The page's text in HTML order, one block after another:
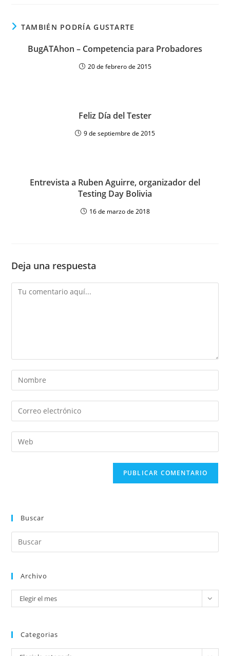
TAMBIÉN PODRÍA GUSTARTE
BugATAhon – Competencia para Probadores
20 de febrero de 2015
Feliz Día del Tester
9 de septiembre de 2015
Entrevista a Ruben Aguirre, organizador del
Testing Day Bolivia
16 de marzo de 2018
Deja una respuesta
Buscar
Archivo
Elegir el mes
Categorias